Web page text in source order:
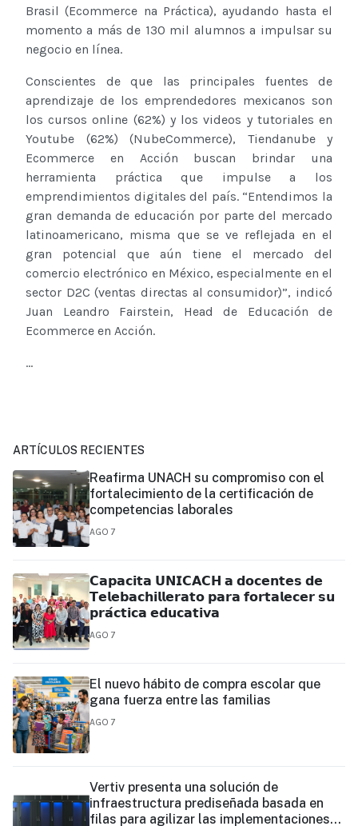
Brasil (Ecommerce na Práctica), ayudando hasta el
momento a más de 130 mil alumnos a impulsar su
negocio en línea.
Conscientes de que las principales fuentes de
aprendizaje de los emprendedores mexicanos son
los cursos online (62%) y los videos y tutoriales en
Youtube (62%) (NubeCommerce), Tiendanube y
Ecommerce en Acción buscan brindar una
herramienta práctica que impulse a los
emprendimientos digitales del país. “Entendimos la
gran demanda de educación por parte del mercado
latinoamericano, misma que se ve reflejada en el
gran potencial que aún tiene el mercado del
comercio electrónico en México, especialmente en el
sector D2C (ventas directas al consumidor)”, indicó
Juan Leandro Fairstein, Head de Educación de
Ecommerce en Acción.
...
ARTÍCULOS RECIENTES
Reafirma UNACH su compromiso con el
fortalecimiento de la certificación de
competencias laborales
AGO 7
𝗖𝗮𝗽𝗮𝗰𝗶𝘁𝗮 𝗨𝗡𝗜𝗖𝗔𝗖𝗛 𝗮 𝗱𝗼𝗰𝗲𝗻𝘁𝗲𝘀 𝗱𝗲
𝗧𝗲𝗹𝗲𝗯𝗮𝗰𝗵𝗶𝗹𝗹𝗲𝗿𝗮𝘁𝗼 𝗽𝗮𝗿𝗮 𝗳𝗼𝗿𝘁𝗮𝗹𝗲𝗰𝗲𝗿 𝘀𝘂
𝗽𝗿𝗮́𝗰𝘁𝗶𝗰𝗮 𝗲𝗱𝘂𝗰𝗮𝘁𝗶𝘃𝗮
AGO 7
El nuevo hábito de compra escolar que
gana fuerza entre las familias
AGO 7
Vertiv presenta una solución de
infraestructura prediseñada basada en
filas para agilizar las implementaciones